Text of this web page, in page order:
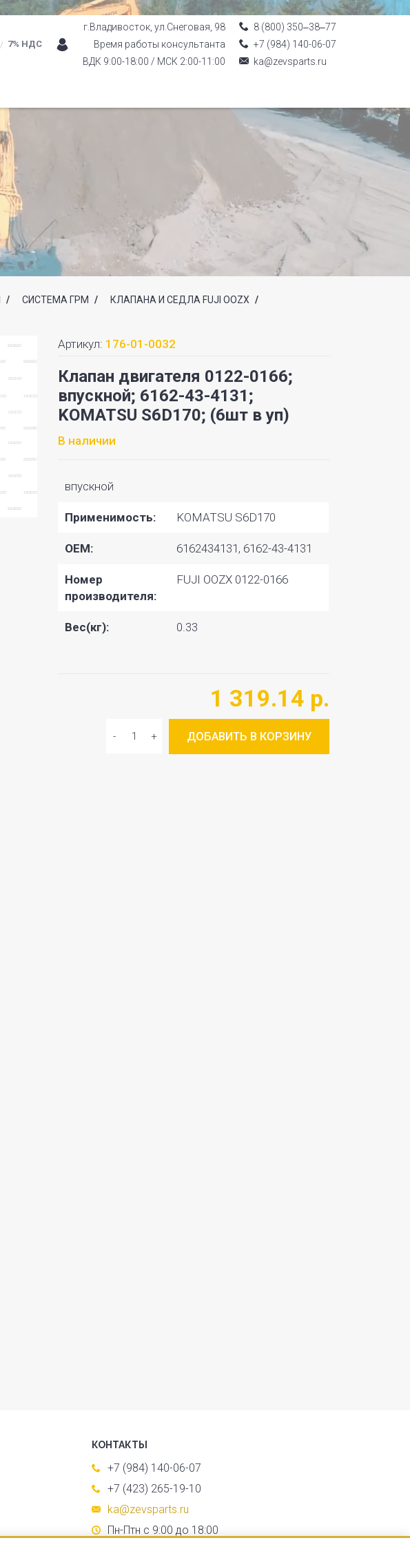
г.Владивосток, ул.Снеговая, 98
Время работы консультанта
ВДК 9:00-18:00 / МСК 2:00-11:00
8 (800) 350‒38‒77
+7 (984) 140-06-07
ka@zevsparts.ru
7% НДС
/ СИСТЕМА ГРМ / КЛАПАНА И СЕДЛА FUJI OOZX /
Артикул: 176-01-0032
Клапан двигателя 0122-0166;
впускной; 6162-43-4131;
KOMATSU S6D170; (6шт в уп)
В наличии
впускной
Применимость: KOMATSU S6D170
OEM: 6162434131, 6162-43-4131
Номер
производителя:
FUJI OOZX 0122-0166
Вес(кг): 0.33
1 319.14 р.
ДОБАВИТЬ В КОРЗИНУ
КОНТАКТЫ
+7 (984) 140-06-07
+7 (423) 265-19-10
ka@zevsparts.ru
Пн-Птн с 9:00 до 18:00